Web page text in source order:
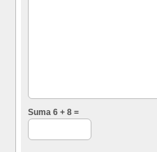
Suma 6 + 8 =